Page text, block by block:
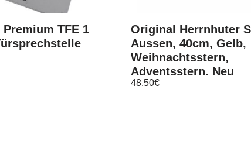
Premium TFE 1
Original Herrnhuter
Aussen, 40cm, Gelb,
Weihnachtsstern,
Adventsstern, Neu
48,50€